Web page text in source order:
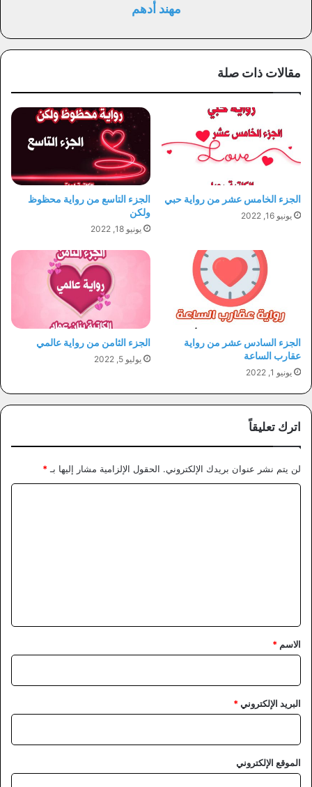
مهند أدهم
مقالات ذات صلة
الجزء الخامس عشر من رواية حبي
يونيو 16, 2022
الجزء التاسع من رواية محظوظ
ولكن
يونيو 18, 2022
الجزء السادس عشر من رواية
عقارب الساعة
يونيو 1, 2022
الجزء الثامن من رواية عالمي
يوليو 5, 2022
اترك تعليقاً
لن يتم نشر عنوان بريدك الإلكتروني. الحقول الإلزامية مشار إليها بـ *
*
الاسم *
البريد الإلكتروني*
الموقع الإلكتروني